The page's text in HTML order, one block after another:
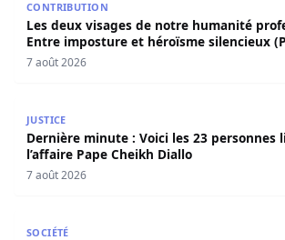
CONTRIBUTION
Les deux visages de notre humanité
Entre imposture et héroïsme silencieux
Seydi)
7 août 2026
JUSTICE
Dernière minute : Voici les 23 personnes
l’affaire Pape Cheikh Diallo
7 août 2026
SOCIÉTÉ